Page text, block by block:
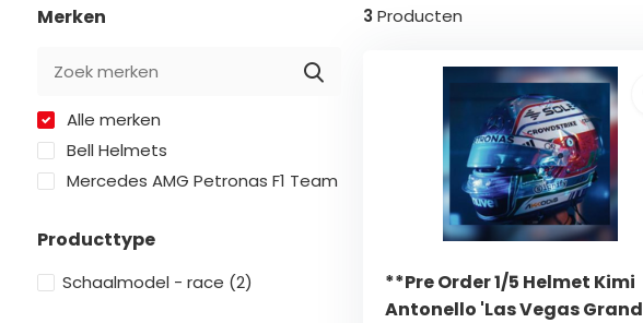
Merken
Alle merken
Bell Helmets
Mercedes AMG Petronas F1 Team
Producttype
Schaalmodel - race (2)
3 Producten
**Pre Order 1/5 Helmet Kimi
Antonello 'Las Vegas Grand